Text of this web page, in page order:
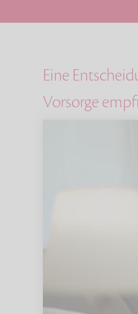
Eine
Vorsorge